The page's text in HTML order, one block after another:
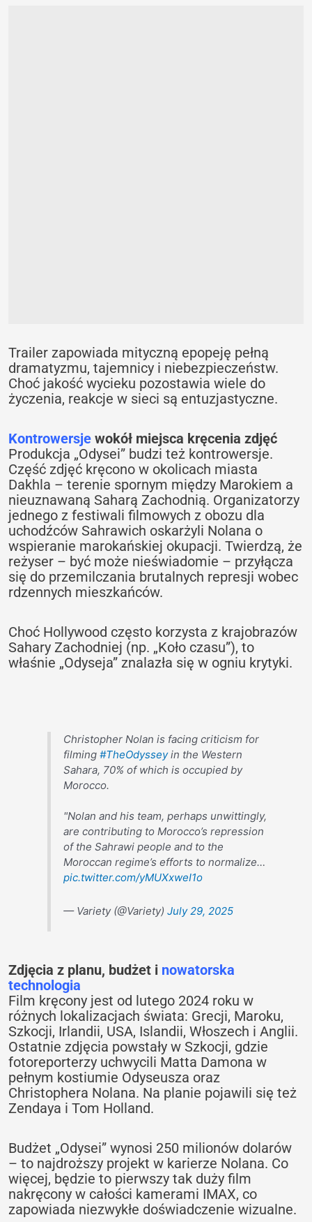
Trailer zapowiada mityczną epopeję pełną
dramatyzmu, tajemnicy i niebezpieczeństw.
Choć jakość wycieku pozostawia wiele do
życzenia, reakcje w sieci są entuzjastyczne.
Kontrowersje wokół miejsca kręcenia zdjęć
Produkcja „Odysei” budzi też kontrowersje.
Część zdjęć kręcono w okolicach miasta
Dakhla – terenie spornym między Marokiem a
nieuznawaną Saharą Zachodnią. Organizatorzy
jednego z festiwali filmowych z obozu dla
uchodźców Sahrawich oskarżyli Nolana o
wspieranie marokańskiej okupacji. Twierdzą, że
reżyser – być może nieświadomie – przyłącza
się do przemilczania brutalnych represji wobec
rdzennych mieszkańców.
Choć Hollywood często korzysta z krajobrazów
Sahary Zachodniej (np. „Koło czasu”), to
właśnie „Odyseja” znalazła się w ogniu krytyki.
Christopher Nolan is facing criticism for
filming #TheOdysseyin the Western
Sahara, 70% of which is occupied by
Morocco.
"Nolan and his team, perhaps unwittingly,
are contributing to Morocco’s repression
of the Sahrawi people and to the
Moroccan regime’s efforts to normalize…
pic.twitter.com/yMUXxweI1o
— Variety (@Variety) July 29, 2025
Zdjęcia z planu, budżet i nowatorska
technologia
Film kręcony jest od lutego 2024 roku w
różnych lokalizacjach świata: Grecji, Maroku,
Szkocji, Irlandii, USA, Islandii, Włoszech i Anglii.
Ostatnie zdjęcia powstały w Szkocji, gdzie
fotoreporterzy uchwycili Matta Damona w
pełnym kostiumie Odyseusza oraz
Christophera Nolana. Na planie pojawili się też
Zendaya i Tom Holland.
Budżet „Odysei” wynosi 250 milionów dolarów
– to najdroższy projekt w karierze Nolana. Co
więcej, będzie to pierwszy tak duży film
nakręcony w całości kamerami IMAX, co
zapowiada niezwykłe doświadczenie wizualne.